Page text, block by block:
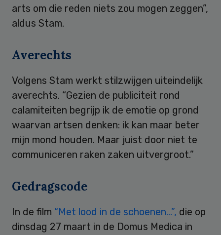
arts om die reden niets zou mogen zeggen”,
aldus Stam.
Averechts
Volgens Stam werkt stilzwijgen uiteindelijk
averechts. “Gezien de publiciteit rond
calamiteiten begrijp ik de emotie op grond
waarvan artsen denken: ik kan maar beter
mijn mond houden. Maar juist door niet te
communiceren raken zaken uitvergroot.”
Gedragscode
In de film “Met lood in de schoenen…”, die op
dinsdag 27 maart in de Domus Medica in